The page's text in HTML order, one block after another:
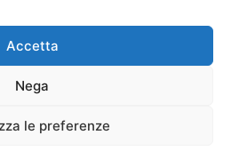
Accetta
Nega
le preferenze